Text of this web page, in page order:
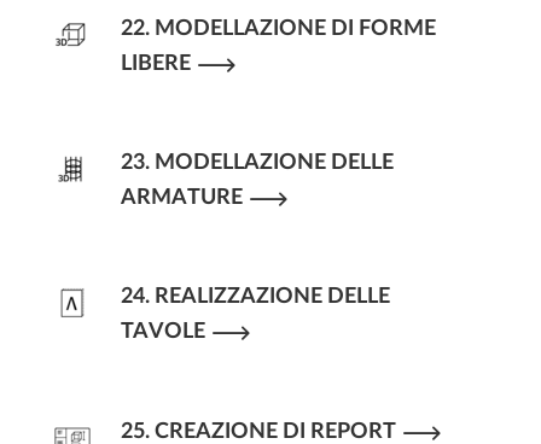
22. MODELLAZIONE DI FORME
LIBERE
23. MODELLAZIONE DELLE
ARMATURE
24. REALIZZAZIONE DELLE
TAVOLE
25. CREAZIONE DI REPORT